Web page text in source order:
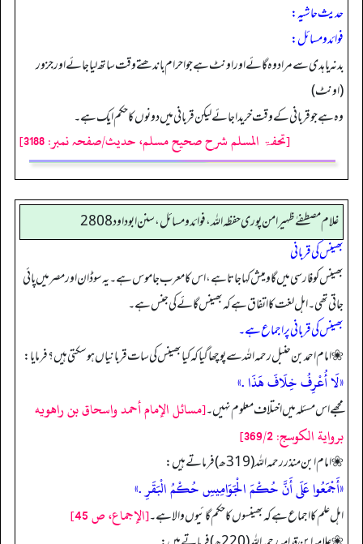
حدیث حاشیہ:
فوائد ومسائل:
بدنہ یا ہدی سے مراد وہ گائے اور اونٹ ہے جو احرام باندھتے وقت ساتھ لیا جائے اور جزور
(اونٹ)
وہ ہے جو قربانی کے وقت خریدا جائے لیکن قربانی میں دونوں کا حکم ایک ہے۔
[تحفۃ المسلم شرح صحیح مسلم، حدیث/صفحہ نمبر: 3188]
غلام مصطفےٰظہیر امن پوری حفظہ الله، فوائد و مسائل،سنن ابوداود 2808
بھینس کی قربانی
بھینس کو فارسی میں گاومیش کہا جاتا ہے، اس کا معرب جاموس ہے۔ یہ سوڈان اور مصر میں پائی
جاتی تھی۔ اہل لغت کا اتفاق ہے کہ بھینس گائے کی جنس ہے۔
بھینس کی قربانی پر اجماع ہے۔
❀ امام احمد بن حنبل رحمہ اللہ سے پوچھا گیا کہ کیا بھینس کی سات قربانیاں ہو سکتی ہیں؟ فرمایا:
«لَا أُعْرِفُ خِلَافَ هَذَا .»
مجھے اس مسئلہ میں اختلاف معلوم نہیں۔[مسائل الإمام أحمد واسحاق بن راهويه
برواية الكوسج: 369/2]
❀ امام ابن منذر رحمہ اللہ (319ھ) فرماتے ہیں:
«أَجْمَعُوا عَلَى أَنَّ حُكْمَ الْجَوَامِيسِ حُكْمُ الْبَقَرِ .»
اہل علم کا اجماع ہے کہ بھینسوں کا حکم گائیوں والا ہے۔[الإجماع، ص 45]